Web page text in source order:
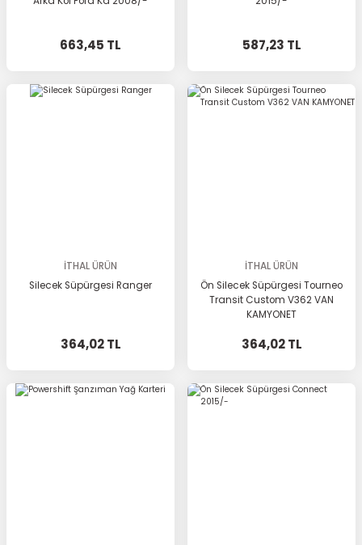
663,45 TL 587,23 TL
İTHAL ÜRÜN
Silecek Süpürgesi Ranger
364,02 TL
İTHAL ÜRÜN
Ön Silecek Süpürgesi Tourneo
Transit Custom V362 VAN
KAMYONET
364,02 TL